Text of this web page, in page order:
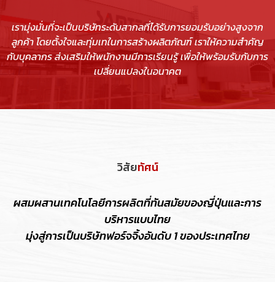
เรามุ่งมั่นที่จะเป็นบริษัทระดับสากลที่ได้รับการยอมรับอย่างสูงจาก
ลูกค้า โดยตั้งใจและทุ่มเทในการสร้างผลิตภัณฑ์ เราให้ความสำคัญ
กับบุคลากร ส่งเสริมให้พนักงานมีการเรียนรู้ เพื่อให้พร้อมรับกับการ
เปลี่ยนแปลงในอนาคต
วิสัยทัศน์
ผสมผสานเทคโนโลยีการผลิตที่ทันสมัยของญี่ปุ่นและการ
บริหารแบบไทย
มุ่งสู่การเป็นบริษัทฟอร์จจิ้งอันดับ 1 ของประเทศไทย